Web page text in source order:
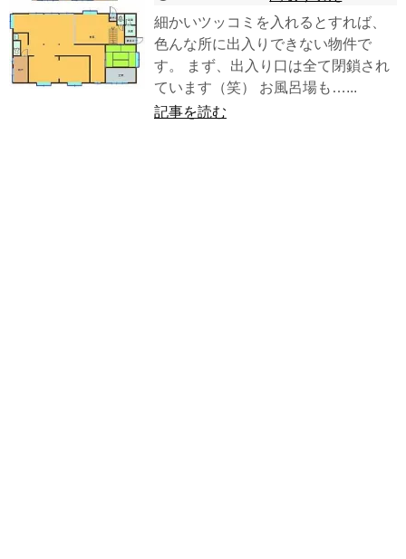
細かいツッコミを入れるとすれば、
色んな所に出入りできない物件で
す。 まず、出入り口は全て閉鎖され
ています（笑） お風呂場も…...
記事を読む